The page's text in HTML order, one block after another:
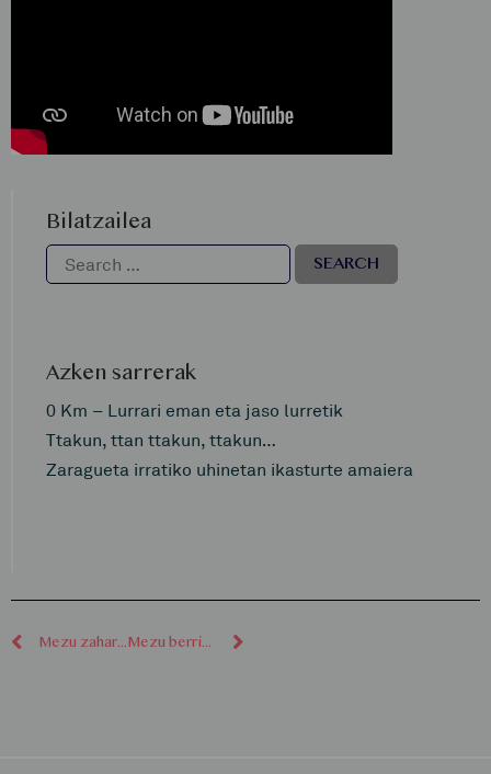
Bilatzailea
Azken sarrerak
0 Km – Lurrari eman eta jaso lurretik
Ttakun, ttan ttakun, ttakun…
Zaragueta irratiko uhinetan ikasturte amaiera
Mezu zaharragoak Mezu berriagoak